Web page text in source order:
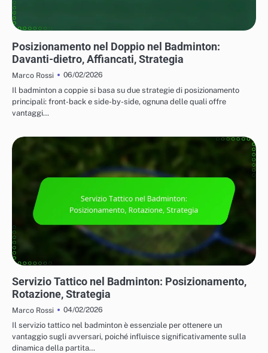
Posizionamento nel Doppio nel Badminton:
Davanti-dietro, Affiancati, Strategia
Marco Rossi
06/02/2026
Il badminton a coppie si basa su due strategie di posizionamento
principali: front-back e side-by-side, ognuna delle quali offre
vantaggi…
Servizio Tattico nel Badminton: Posizionamento,
Rotazione, Strategia
Marco Rossi
04/02/2026
Il servizio tattico nel badminton è essenziale per ottenere un
vantaggio sugli avversari, poiché influisce significativamente sulla
dinamica della partita…